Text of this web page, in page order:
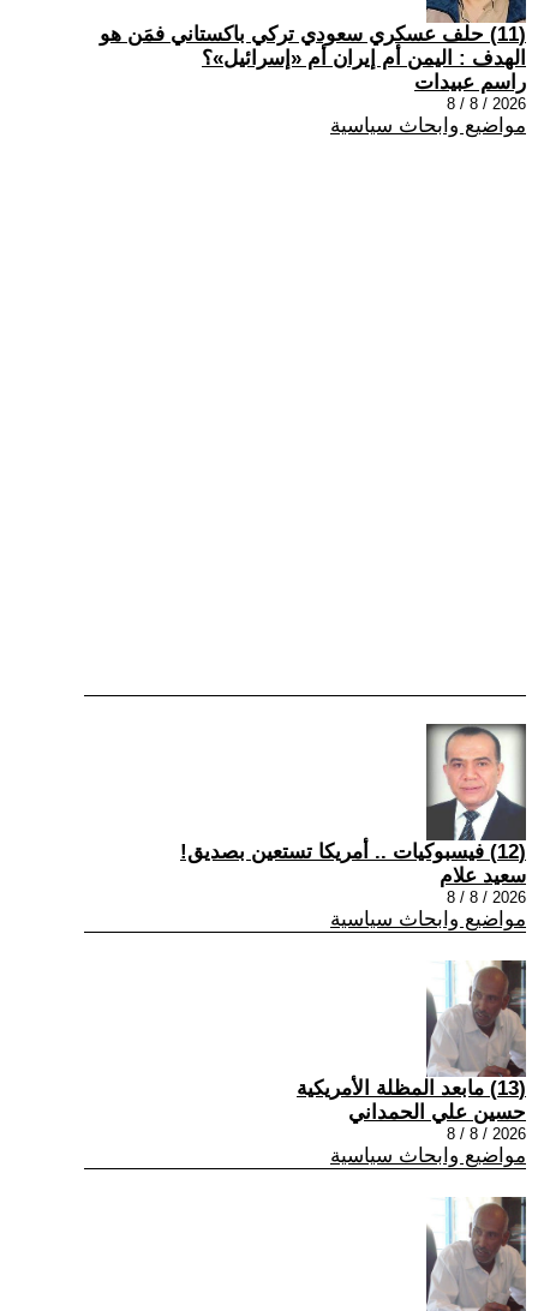
(11) حلف عسكري سعودي تركي باكستاني فمَن هو
الهدف : اليمن أم إيران أم «إسرائيل»؟
راسم عبيدات
2026 / 8 / 8
مواضيع وابحاث سياسية
(12) فيسبوكيات .. أمريكا تستعين بصديق!
سعيد علام
2026 / 8 / 8
مواضيع وابحاث سياسية
(13) مابعد المظلة الأمريكية
حسين علي الحمداني
2026 / 8 / 8
مواضيع وابحاث سياسية